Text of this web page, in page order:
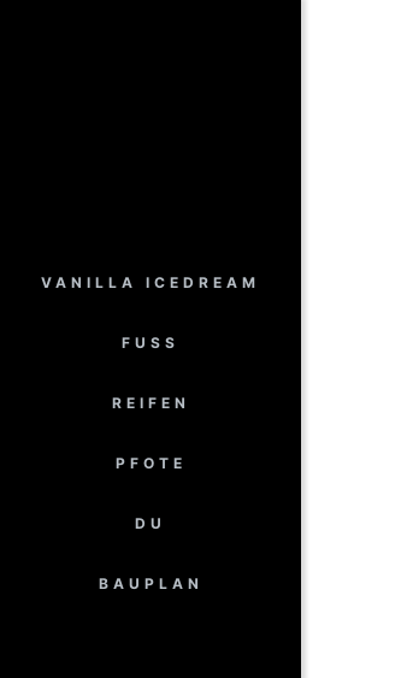
VANILLA ICEDREAM
FUSS
REIFEN
PFOTE
DU
BAUPLAN